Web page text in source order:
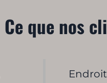
Ce que nos